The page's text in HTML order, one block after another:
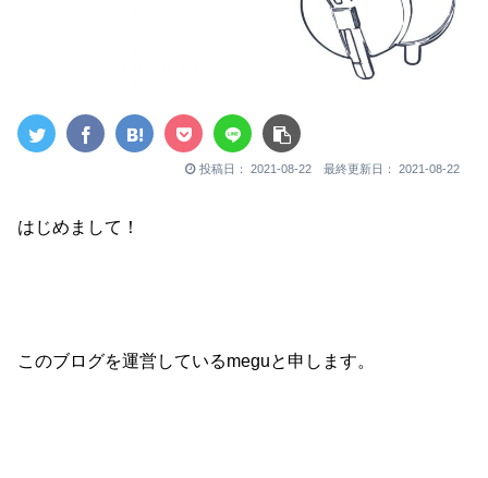
投稿日： 2021-08-22 最終更新日： 2021-08-22
はじめまして！
このブログを運営しているmeguと申します。